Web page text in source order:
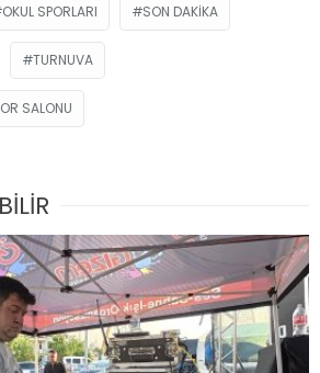
OKUL SPORLARI SON DAKIKA
TURNUVA
SALONU